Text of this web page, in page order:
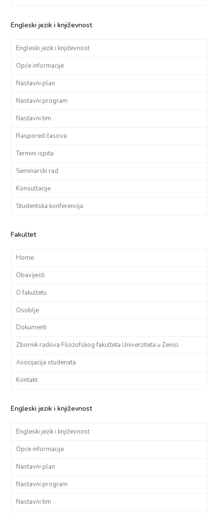
Engleski jezik i književnost
Engleski jezik i književnost
Opće informacije
Nastavni plan
Nastavni program
Nastavni tim
Raspored časova
Termini ispita
Seminarski rad
Konsultacije
Studentska konferencija
Fakultet
Home
Obavijesti
O fakultetu
Osoblje
Dokumenti
Zbornik radova Filozofskog fakulteta Univerziteta u Zenici
Asocijacija studenata
Kontakt
Engleski jezik i književnost
Engleski jezik i književnost
Opće informacije
Nastavni plan
Nastavni program
Nastavni tim